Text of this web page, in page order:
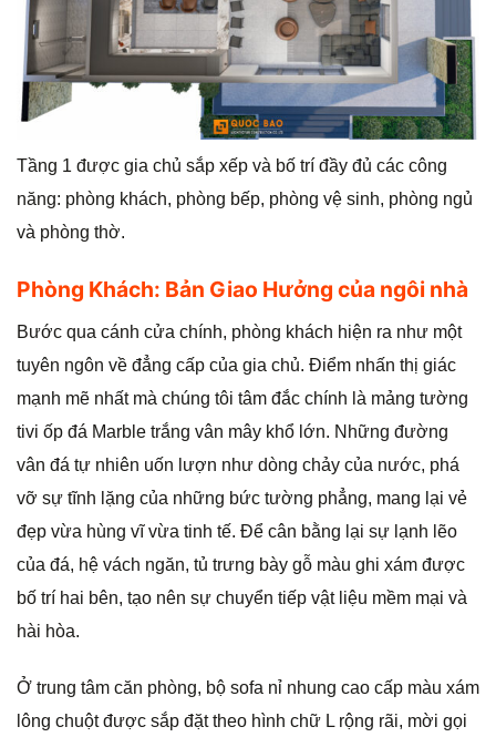
Tầng 1 được gia chủ sắp xếp và bố trí đầy đủ các công
năng: phòng khách, phòng bếp, phòng vệ sinh, phòng ngủ
và phòng thờ.
Phòng Khách: Bản Giao Hưởng của ngôi nhà
Bước qua cánh cửa chính, phòng khách hiện ra như một
tuyên ngôn về đẳng cấp của gia chủ. Điểm nhấn thị giác
mạnh mẽ nhất mà chúng tôi tâm đắc chính là mảng tường
tivi ốp đá Marble trắng vân mây khổ lớn. Những đường
vân đá tự nhiên uốn lượn như dòng chảy của nước, phá
vỡ sự tĩnh lặng của những bức tường phẳng, mang lại vẻ
đẹp vừa hùng vĩ vừa tinh tế. Để cân bằng lại sự lạnh lẽo
của đá, hệ vách ngăn, tủ trưng bày gỗ màu ghi xám được
bố trí hai bên, tạo nên sự chuyển tiếp vật liệu mềm mại và
hài hòa.
Ở trung tâm căn phòng, bộ sofa nỉ nhung cao cấp màu xám
lông chuột được sắp đặt theo hình chữ L rộng rãi, mời gọi